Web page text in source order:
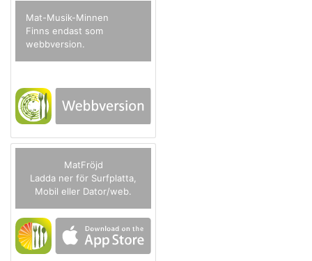
Mat-Musik-Minnen
Finns endast som
webbversion.
MatFröjd
Ladda ner för Surfplatta,
Mobil eller Dator/web.